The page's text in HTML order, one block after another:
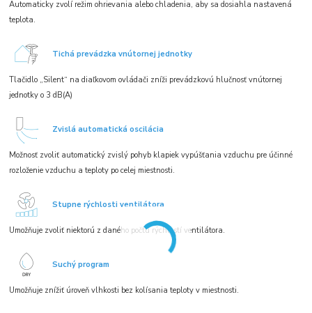
Automaticky zvolí režim ohrievania alebo chladenia, aby sa dosiahla nastavená
teplota.
Tichá prevádzka vnútornej jednotky
Tlačidlo „Silent“ na diaľkovom ovládači zníži prevádzkovú hlučnosť vnútornej
jednotky o 3 dB(A)
Zvislá automatická oscilácia
Možnosť zvoliť automatický zvislý pohyb klapiek vypúšťania vzduchu pre účinné
rozloženie vzduchu a teploty po celej miestnosti.
Stupne rýchlosti ventilátora
Umožňuje zvoliť niektorú z daného počtu rýchlostí ventilátora.
Suchý program
Umožňuje znížiť úroveň vlhkosti bez kolísania teploty v miestnosti.